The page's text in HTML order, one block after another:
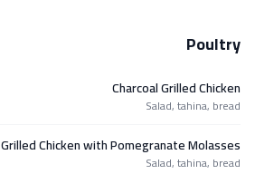
Poultry
Charcoal Grilled Chicken
Salad, tahina, bread
Grilled Chicken with Pomegranate Molasses
Salad, tahina, bread